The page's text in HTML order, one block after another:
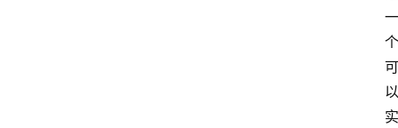
一
个
可
以
实